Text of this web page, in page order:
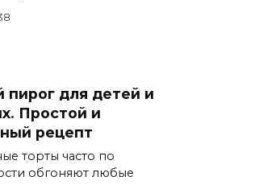
пирог для детей и
Простой и
рецепт
торты часто по
обгоняют любые